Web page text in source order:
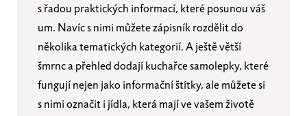
s řadou praktických informací, které posunou váš
um. Navíc s nimi můžete zápisník rozdělit do
několika tematických kategorií. A ještě větší
šmrnc a přehled dodají kuchařce samolepky, které
fungují nejen jako informační štítky, ale můžete si
s nimi označit i jídla, která mají ve vašem životě